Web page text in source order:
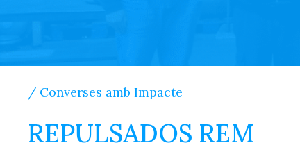
/ Converses amb Impacte
REPULSADOS REM